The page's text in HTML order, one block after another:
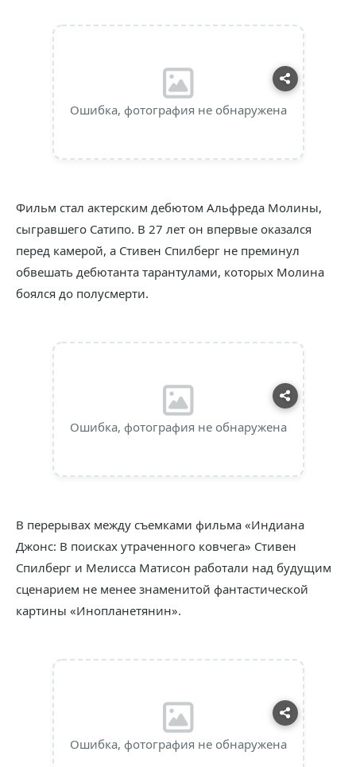
Ошибка, фотография не обнаружена
Фильм стал актерским дебютом Альфреда Молины,
сыгравшего Сатипо. В 27 лет он впервые оказался
перед камерой, а Стивен Спилберг не преминул
обвешать дебютанта тарантулами, которых Молина
боялся до полусмерти.
Ошибка, фотография не обнаружена
В перерывах между съемками фильма «Индиана
Джонс: В поисках утраченного ковчега» Стивен
Спилберг и Мелисса Матисон работали над будущим
сценарием не менее знаменитой фантастической
картины «Инопланетянин».
Ошибка, фотография не обнаружена